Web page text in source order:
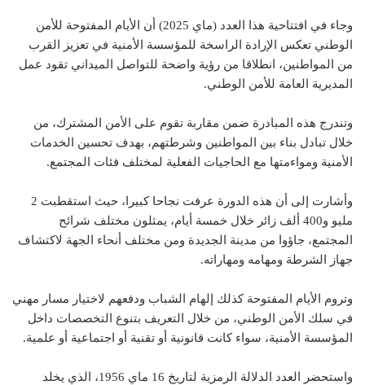
وجاء في افتتاحية هذا العدد (ماي 2025) أن الأيام المفتوحة للأمن
الوطني تعكس الإرادة الراسخة للمؤسسة الأمنية في تعزيز القرب
من المواطنين، انطلاقا من رؤية واضحة للتواصل الميداني تقود عمل
المديرية العامة للأمن الوطني.
وتندرج هذه المبادرة ضمن مقاربة تقوم على الأمن المشترك، من
خلال تبادل بناء بين المواطنين وشرطتهم، بهدف تحسين الخدمات
الأمنية ومواءمتها مع الحاجيات الفعلية لمختلف فئات المجتمع.
وأشارت إلى أن هذه الدورة عرفت نجاحا كبيرا، حيث استقطبت 2
مليو و400 ألف زائر خلال خمسة أيام، يمثلون مختلف شرائح
المجتمع، جاؤوا من مدينة الجديدة ومن مختلف أنحاء الجهة لاكتشاف
جهاز الشرطة ومهامه ومهاراته.
وتروم الأيام المفتوحة كذلك إلهام الشباب ودفعهم لاختيار مسار مهني
في سلك الأمن الوطني، من خلال التعريف بتنوع التخصصات داخل
المؤسسة الأمنية، سواء كانت قانونية أو تقنية أو اجتماعية أو علمية.
واستحضر العدد الدلالة الرمزية لتاريخ 16 ماي 1956، الذي يخلد